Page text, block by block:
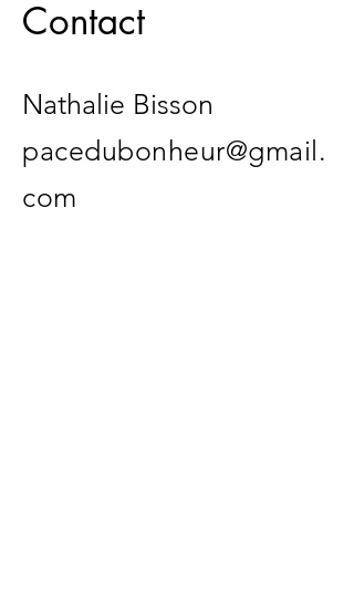
Contact
Nathalie Bisson
pacedubonheur@gmail.
com